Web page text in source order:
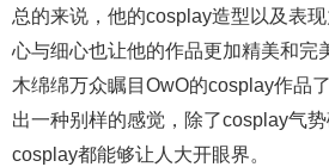
总的来说，他的cosplay造型以及表
心与细心也让他的作品更加精美和完
木绵绵万众瞩目OwO的cosplay作品
出一种别样的感觉，除了cosplay气
cosplay都能够让人大开眼界。